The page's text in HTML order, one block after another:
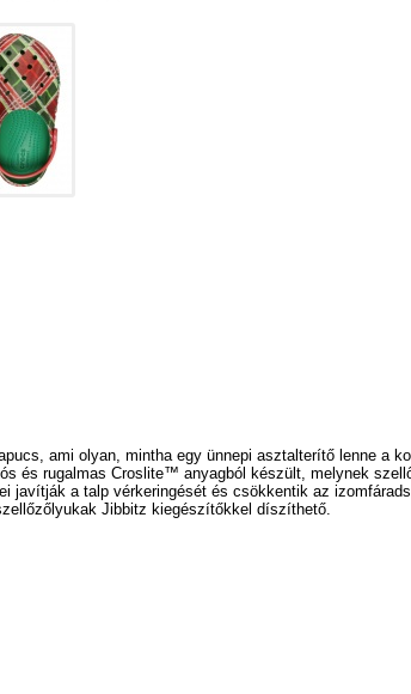
ami olyan, mintha egy ünnepi asztalterítő lenne a
és rugalmas Croslite™ anyagból készült, melynek
javítják a talp vérkeringését és csökkentik az
Jibbitz kiegészítőkkel díszíthető.